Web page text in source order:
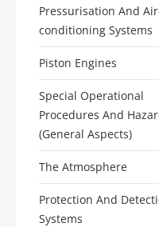
Pressurisation And
conditioning Systems
Piston Engines
Special Operational
Procedures And
(General Aspects)
The Atmosphere
Protection And
Systems